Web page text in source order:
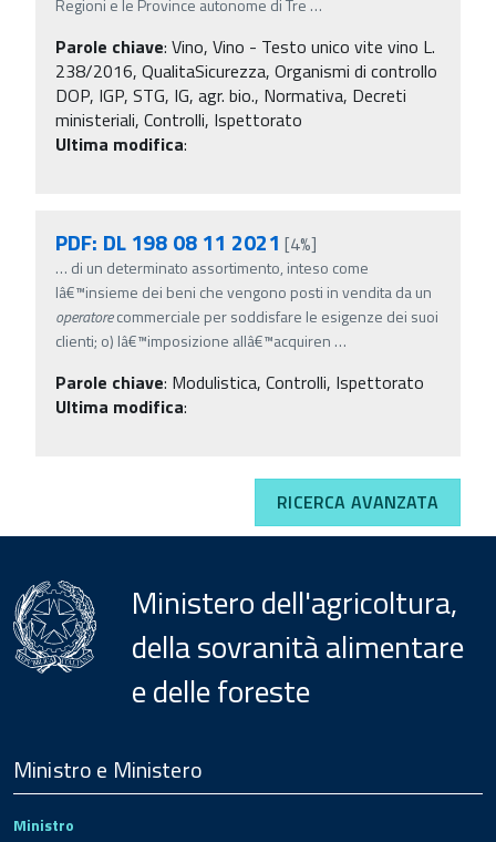
Regioni e le Province autonome di Tre …
Parole chiave: Vino, Vino - Testo unico vite vino L.
238/2016, QualitaSicurezza, Organismi di controllo
DOP, IGP, STG, IG, agr. bio., Normativa, Decreti
ministeriali, Controlli, Ispettorato
Ultima modifica:
PDF: DL 198 08 11 2021 [4%]
… di un determinato assortimento, inteso come
lâ€™insieme dei beni che vengono posti in vendita da un
operatorecommerciale per soddisfare le esigenze dei suoi
clienti; o) lâ€™imposizione allâ€™acquiren …
Parole chiave: Modulistica, Controlli, Ispettorato
Ultima modifica:
RICERCA AVANZATA
Ministero dell'agricoltura,
della sovranità alimentare
e delle foreste
Footer
Ministro e Ministero
Ministro